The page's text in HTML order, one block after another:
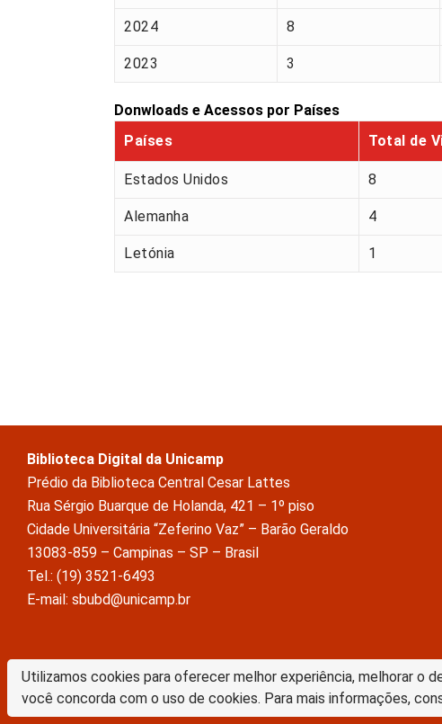
Utilizamos cookies para oferecer melhor experiência, melhorar o
você concorda com o uso de cookies. Para mais informações,
2024 8
2023 3
Donwloads e Acessos por Países
Países
Total de
Estados Unidos 8
Alemanha 4
Letónia 1
Biblioteca Digital da Unicamp
Prédio da Biblioteca Central Cesar Lattes
Rua Sérgio Buarque de Holanda, 421 – 1º piso
Cidade Universitária “Zeferino Vaz” – Barão Geraldo
13083-859 – Campinas – SP – Brasil
Tel.: (19) 3521-6493
E-mail: sbubd@unicamp.br
A Biblioteca Digital da Unicamp está licenciado com uma Licença Creative
Atribuição Sem Derivações 4.0 Internacional